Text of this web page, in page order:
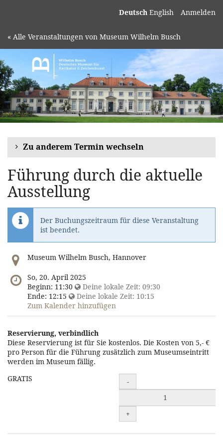
Deutsch English Anmelden
« Alle Veranstaltungen von Museum Wilhelm Busch
Zu anderem Termin wechseln
Führung durch die aktuelle
Ausstellung
Der Buchungszeitraum für diese Veranstaltung
ist beendet.
Wo
diese
Veranstaltung
statt?
Museum Wilhelm Busch, Hannover
Wann
findet
diese
Veranstaltung
statt?
So, 20. April 2025
Beginn: 11:30 Deine lokale Zeit: 09:30
Ende: 12:15 Deine lokale Zeit: 10:15
Zum Kalender hinzufügen
Unkategorisierte
Produkte
Reservierung, verbindlich
Diese Reservierung ist für Sie kostenlos. Die Kosten von 5,- €
pro Person für die Führung zusätzlich zum Museumseintritt
werden im Museum fällig.
GRATIS
Reservierung,
verbindlich
zum
Warenkorb
hinzufügen
-
+